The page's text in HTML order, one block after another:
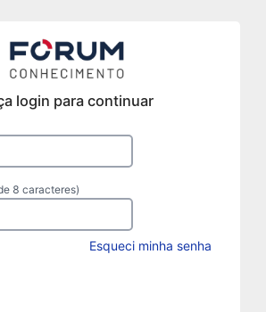
login para continuar
8 caracteres)
Esqueci minha senha